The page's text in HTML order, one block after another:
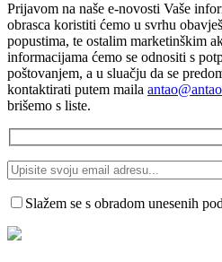
Prijavom na naše e-novosti Vaše
obrasca koristiti ćemo u svrhu
popustima, te ostalim marketinškim
informacijama ćemo se odnositi s
poštovanjem, a u sluačju da se
kontaktirati putem maila
brišemo s liste.
Slažem se s obradom unesenih